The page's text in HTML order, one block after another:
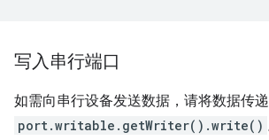
写入串行端口
如需向串行设备发送数据，请将数据传
port.writable.getWriter().write()